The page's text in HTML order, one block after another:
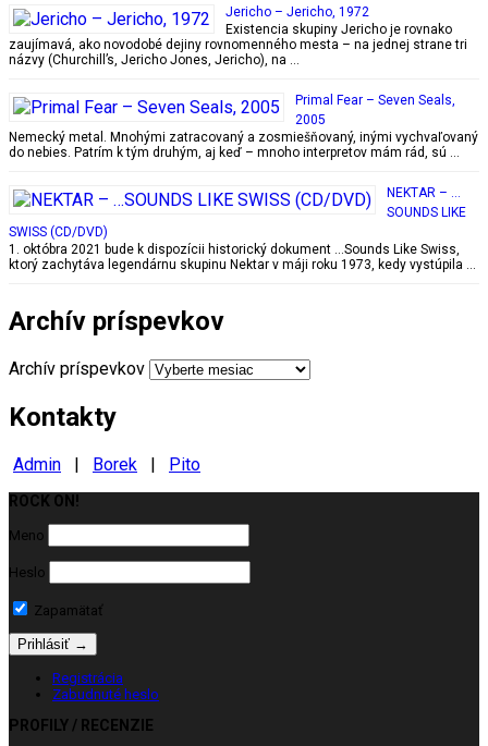
Jericho – Jericho, 1972
Existencia skupiny Jericho je rovnako
zaujímavá, ako novodobé dejiny rovnomenného mesta – na jednej strane tri
názvy (Churchill’s, Jericho Jones, Jericho), na …
Primal Fear – Seven Seals,
2005
Nemecký metal. Mnohými zatracovaný a zosmiešňovaný, inými vychvaľovaný
do nebies. Patrím k tým druhým, aj keď – mnoho interpretov mám rád, sú …
NEKTAR – …
SOUNDS LIKE
SWISS (CD/DVD)
1. októbra 2021 bude k dispozícii historický dokument …Sounds Like Swiss,
ktorý zachytáva legendárnu skupinu Nektar v máji roku 1973, kedy vystúpila …
Archív príspevkov
Archív príspevkov
Kontakty
Admin | Borek | Pito
Milujeme ROCK
ROCK ON!
Meno
Heslo
Zapamätať
Registrácia
Zabudnuté heslo
PROFILY / RECENZIE